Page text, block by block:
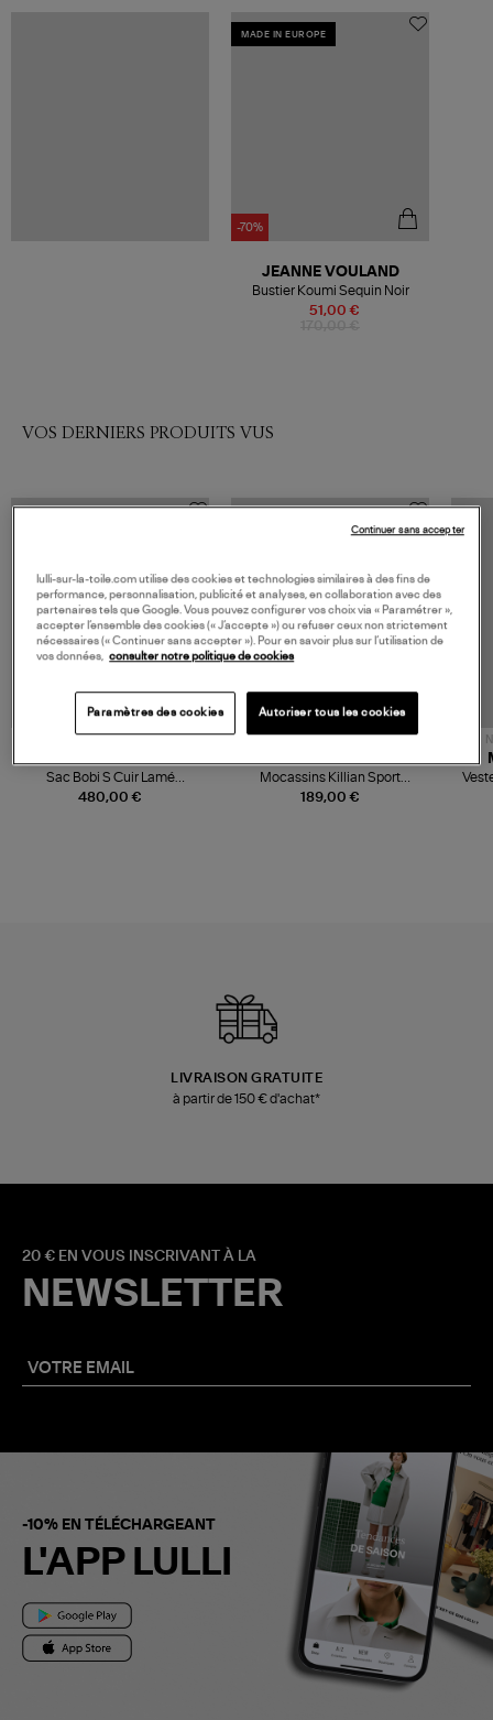
MADE IN EUROPE
-70%
51,00 €
JEANNE VOULAND
Bustier Koumi Sequin Noir
VOS DERNIERS PRODUITS VUS
480,00 €
Sac Bobi S Cuir Lamé
Champagne
189,00 €
Mocassins Killian Sport
Mousse
LIVRAISON GRATUITE
à partir de 150 € d'achat*
20 € EN VOUS INSCRIVANT À LA
NEWSLETTER
-10% EN TÉLÉCHARGEANT
L'APP LULLI
lulli-sur-la-toile.com utilise des cookies et technologies similaires à des fins de
performance, personnalisation, publicité et analyses, en collaboration avec des
partenaires tels que Google. Vous pouvez configurer vos choix via « Paramétrer »,
accepter l’ensemble des cookies (« J’accepte ») ou refuser ceux non strictement
nécessaires (« Continuer sans accepter »). Pour en savoir plus sur l’utilisation de
vos données, consulter notre politique de cookies
Paramètres des cookies Autoriser tous les cookies
Continuer sans accepter